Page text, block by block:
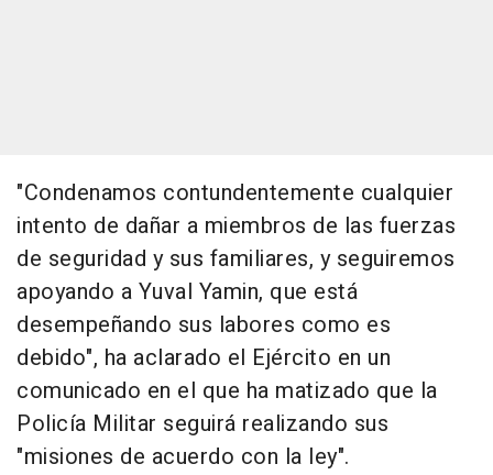
"Condenamos contundentemente cualquier
intento de dañar a miembros de las fuerzas
de seguridad y sus familiares, y seguiremos
apoyando a Yuval Yamin, que está
desempeñando sus labores como es
debido", ha aclarado el Ejército en un
comunicado en el que ha matizado que la
Policía Militar seguirá realizando sus
"misiones de acuerdo con la ley".